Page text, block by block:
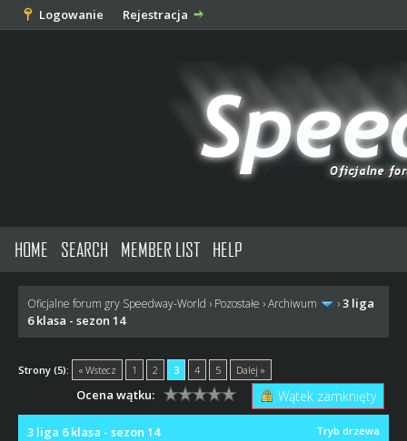
Logowanie Rejestracja
HOME SEARCH MEMBER LIST HELP
Oficjalne forum gry Speedway-World › Pozostałe ›Archiwum ›3 liga
6 klasa - sezon 14
Strony (5): « Wstecz 1 2 3 4 5 Dalej »
Wątek zamknięty
Ocena wątku:
Tryb drzewa
3 liga 6 klasa - sezon 14